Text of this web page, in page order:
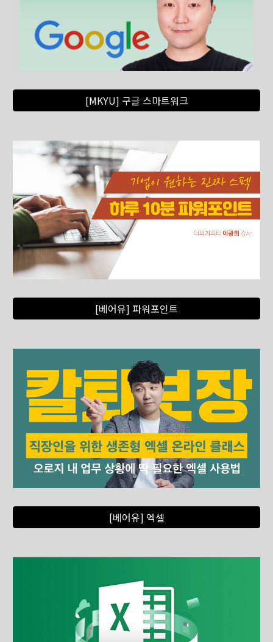
[MKYU] 구글 스마트워크
[베어유] 파워포인트
[베어유] 엑셀